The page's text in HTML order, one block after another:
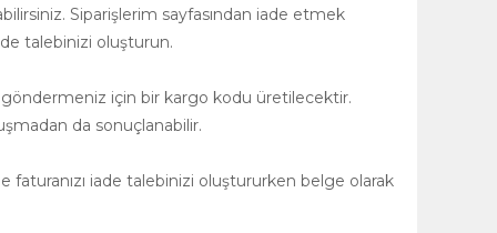
Siparişlerim sayfasından iade etmek
talebinizi oluşturun.
için bir kargo kodu üretilecektir.
da sonuçlanabilir.
faturanızı iade talebinizi oluştururken belge olarak